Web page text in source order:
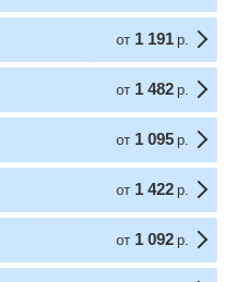
от 1 191 р.
от 1 482 р.
от 1 095 р.
от 1 422 р.
от 1 092 р.